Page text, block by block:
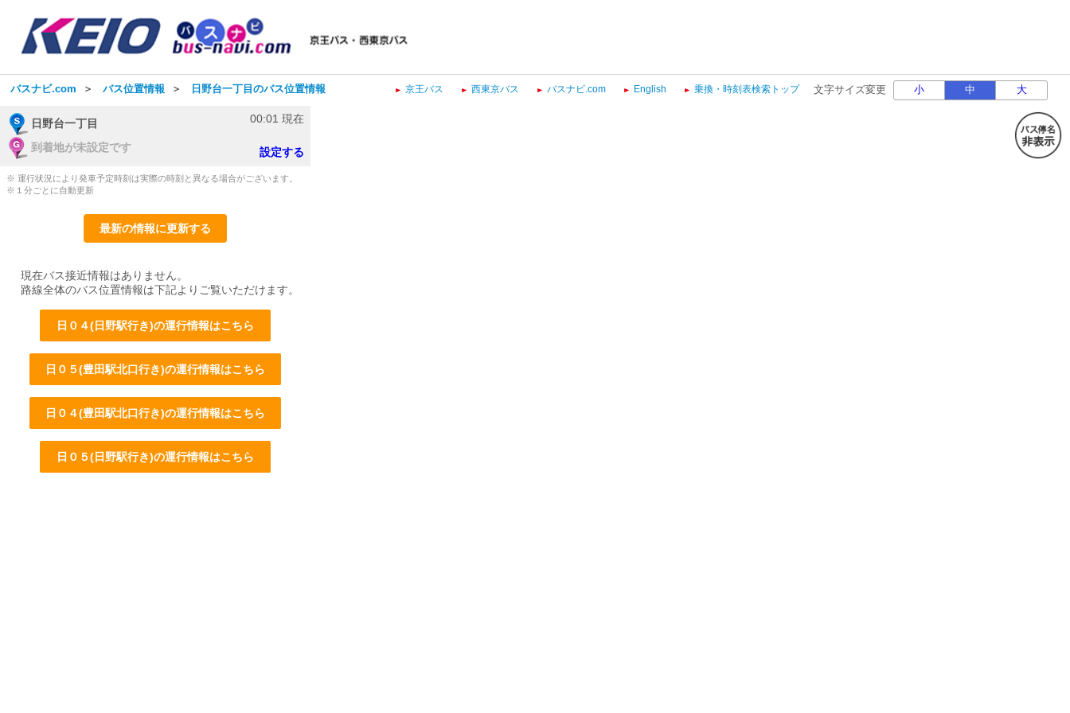
京王バス 西東京バス バスナビ.com English 乗換・時刻表検索トップ 文字サイズ変更 小 中 大
バスナビ.com ＞ バス位置情報 ＞ 日野台一丁目のバス位置情報
日野台一丁目
到着地が未設定です
設定する
00:01 現在
※ 運行状況により発車予定時刻は実際の時刻と異なる場合がございます。
※１分ごとに自動更新
最新の情報に更新する
現在バス接近情報はありません。
路線全体のバス位置情報は下記よりご覧いただけます。
日０４(日野駅行き)の運行情報はこちら
日０５(豊田駅北口行き)の運行情報はこちら
日０４(豊田駅北口行き)の運行情報はこちら
日０５(日野駅行き)の運行情報はこちら